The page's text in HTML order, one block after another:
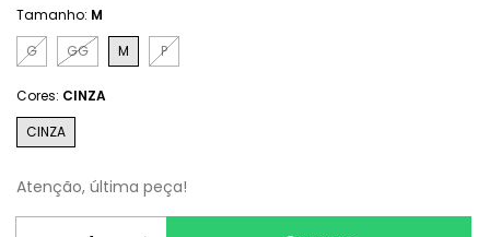
Tamanho: M
G
GG M P
Cores: CINZA
CINZA
Atenção, última peça!